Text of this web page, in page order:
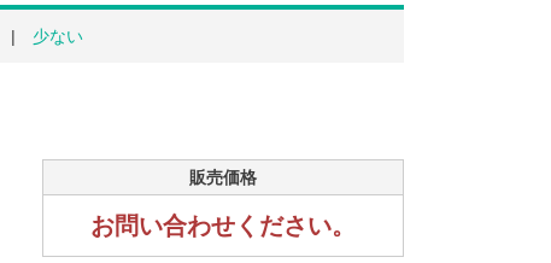
少ない
販売価格
お問い合わせください。